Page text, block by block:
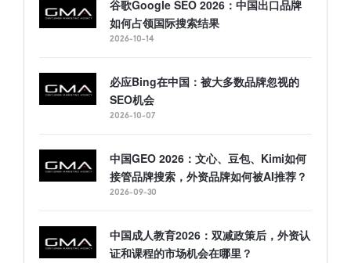
谷歌Google SEO 2026：中国出口品牌
如何占领国际搜索结果
2026-10-14
必应Bing在中国：被大多数品牌忽视的
SEO机会
2026-10-07
中国GEO 2026：文心、豆包、Kimi如何
接管品牌搜索，外资品牌如何被AI推荐？
2026-09-30
中国成人教育2026：双减政策后，外资认
证和课程的市场机会在哪里？